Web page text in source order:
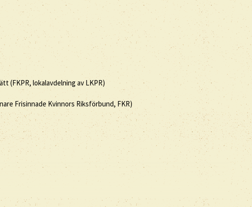
(FKPR, lokalavdelning av LKPR)
Frisinnade Kvinnors Riksförbund, FKR)